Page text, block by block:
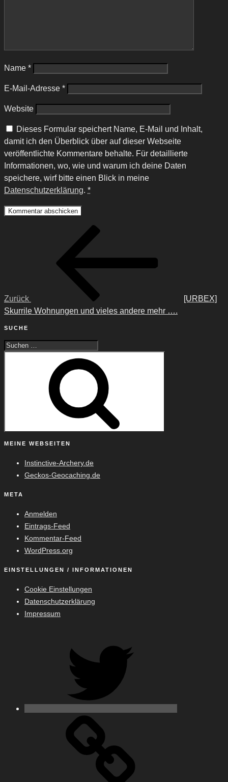
Name *
E-Mail-Adresse *
Website
Dieses Formular speichert Name, E-Mail und Inhalt,
damit ich den Überblick über auf dieser Webseite
veröffentlichte Kommentare behalte. Für detaillierte
Informationen, wo, wie und warum ich deine Daten
speichere, wirf bitte einen Blick in meine
Datenschutzerklärung. *
Beitragsnavigation
Zurück
[URBEX]
Skurrile Wohnungen und vieles andere mehr ….
SUCHE
Suche
MEINE WEBSEITEN
Instinctive-Archery.de
Geckos-Geocaching.de
META
Anmelden
Eintrags-Feed
Kommentar-Feed
WordPress.org
EINSTELLUNGEN / INFORMATIONEN
Cookie Einstellungen
Datenschutzerklärung
Impressum